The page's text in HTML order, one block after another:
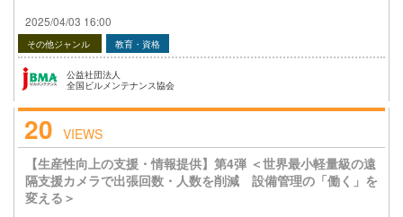
2025/04/03 16:00
その他ジャンル 教育・資格
公益社団法人
全国ビルメンテナンス協会
20 VIEWS
【生産性向上の支援・情報提供】第4弾 ＜世界最小軽量級の遠
隔支援カメラで出張回数・人数を削減 設備管理の「働く」を
変える＞